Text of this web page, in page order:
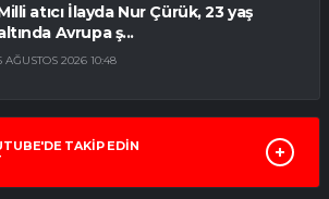
atıcı İlayda Nur Çürük, 23 yaş
Avrupa ş...
AĞUSTOS 2026 10:48
TAKİP EDİN